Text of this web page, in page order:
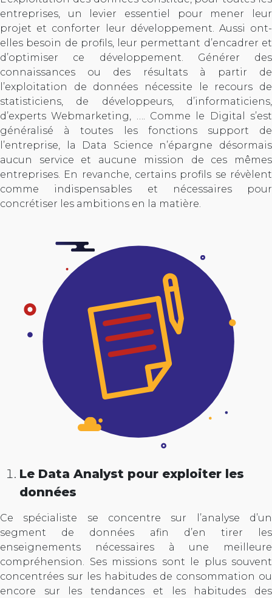
entreprises, un levier essentiel pour mener leur
projet et conforter leur développement. Aussi ont-
elles besoin de profils, leur permettant d’encadrer et
d’optimiser ce développement. Générer des
connaissances ou des résultats à partir de
l’exploitation de données nécessite le recours de
statisticiens, de développeurs, d’informaticiens,
d’experts Webmarketing, …. Comme le Digital s’est
généralisé à toutes les fonctions support de
l’entreprise, la Data Science n’épargne désormais
aucun service et aucune mission de ces mêmes
entreprises. En revanche, certains profils se révèlent
comme indispensables et nécessaires pour
concrétiser les ambitions en la matière.
Le Data Analyst pour exploiter les
données
Ce spécialiste se concentre sur l’analyse d’un
segment de données afin d’en tirer les
enseignements nécessaires à une meilleure
compréhension. Ses missions sont le plus souvent
concentrées sur les habitudes de consommation ou
encore sur les tendances et les habitudes des